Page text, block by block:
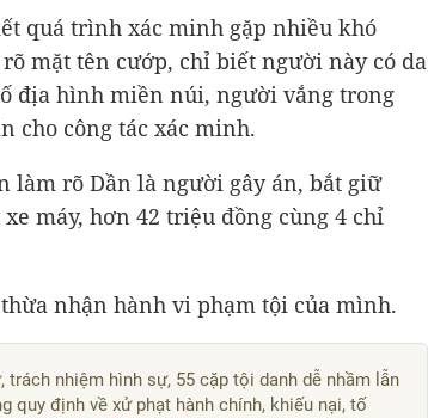
quá trình xác minh gặp nhiều khó
mặt tên cướp, chỉ biết người này có da
địa hình miền núi, người vắng trong
cho công tác xác minh.
làm rõ Dần là người gây án, bắt giữ
máy, hơn 42 triệu đồng cùng 4 chỉ
nhận hành vi phạm tội của mình.
nhiệm hình sự, 55 cặp tội danh dễ nhầm lẫn
quy định về xử phạt hành chính, khiếu nại, tố